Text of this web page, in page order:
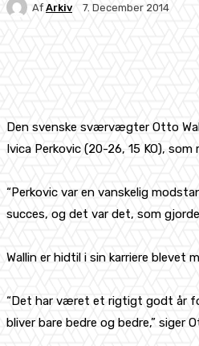
Af Arkiv 7. December 2014
Den svenske sværvægter Otto
Ivica Perkovic (20-26, 15 KO),
“Perkovic var en vanskelig
succes, og det var det, som
Wallin er hidtil i sin karriere
“Det har været et rigtigt godt år
bliver bare bedre og bedre,” siger